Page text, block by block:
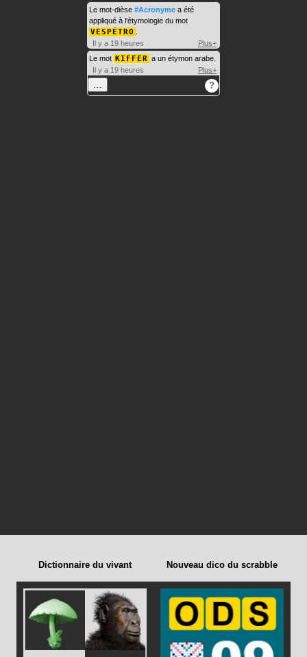
Le mot-dièse #Acronyme a été
appliqué à l'étymologie du mot
VESPÉTRO
Il y a 19 heures
Plus+
Le mot KIFFER a un étymon arabe.
Il y a 19 heures
Plus+
… ?
Dictionnaire du vivant Nouveau dico du scrabble